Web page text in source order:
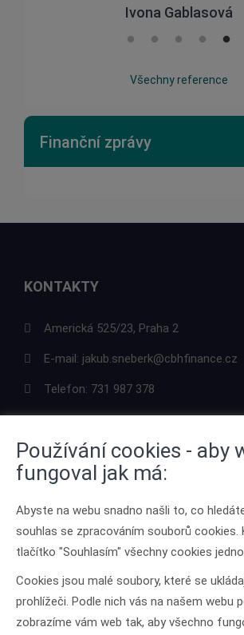
Ivona Gablasová
Všechny reference
Finanční zprávy
KONTAKTY
Americká 525/23, Praha 2
E-mail: jakub.sneberk@cbhfinance.cz
Telefon: 731 987 378
ODKAZY
O mně
JAK PRACUJI
Používání cookies - aby
fungoval jak má:
Abyste na webu snadno našli to, co
souhlas se zpracováním souborů cookies.
tlačítko "Souhlasím" všechny cookies
Cookies jsou malé soubory, které se
prohlížeči. Podle nich vás na našem webu
zobrazíme vám web tak, aby všechno